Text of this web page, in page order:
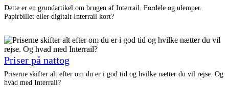
Dette er en grundartikel om brugen af Interrail. Fordele og ulemper.
Papirbillet eller digitalt Interrail kort?
Priser på nattog
Priserne skifter alt efter om du er i god tid og hvilke nætter du vil rejse. Og
hvad med Interrail?